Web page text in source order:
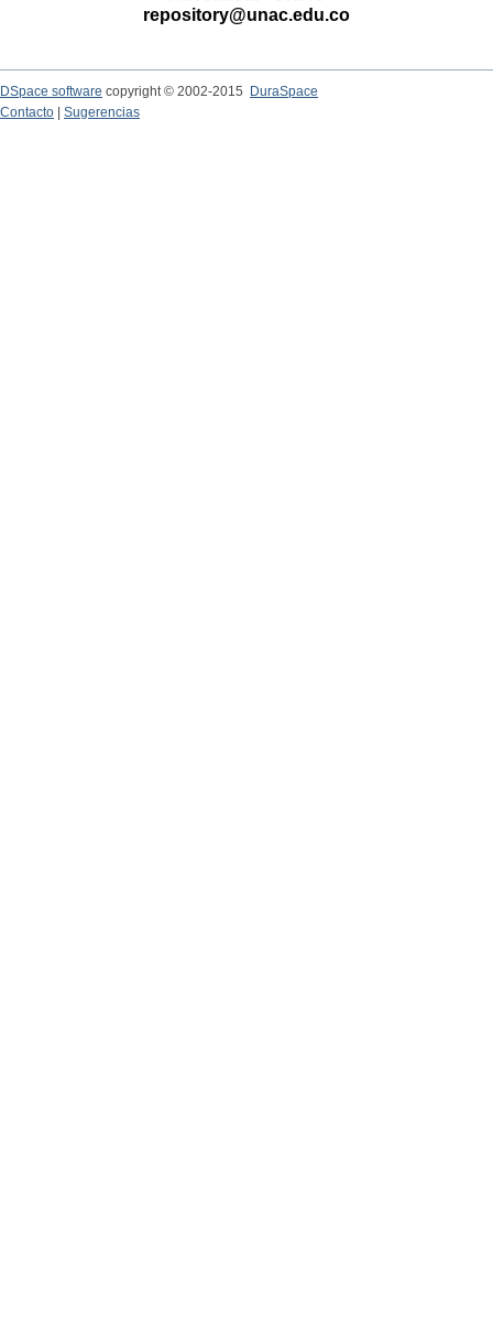
repository@unac.edu.co
DSpace software copyright © 2002-2015
DuraSpace
Contacto
Sugerencias